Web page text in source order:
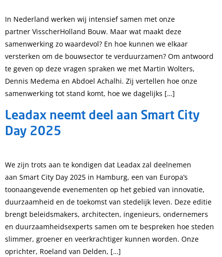
In Nederland werken wij intensief samen met onze
partner VisscherHolland Bouw. Maar wat maakt deze
samenwerking zo waardevol? En hoe kunnen we elkaar
versterken om de bouwsector te verduurzamen? Om antwoord
te geven op deze vragen spraken we met Martin Wolters,
Dennis Medema en Abdoel Achalhi. Zij vertellen hoe onze
samenwerking tot stand komt, hoe we dagelijks […]
Leadax neemt deel aan Smart City
Day 2025
We zijn trots aan te kondigen dat Leadax zal deelnemen
aan Smart City Day 2025 in Hamburg, een van Europa’s
toonaangevende evenementen op het gebied van innovatie,
duurzaamheid en de toekomst van stedelijk leven. Deze editie
brengt beleidsmakers, architecten, ingenieurs, ondernemers
en duurzaamheidsexperts samen om te bespreken hoe steden
slimmer, groener en veerkrachtiger kunnen worden. Onze
oprichter, Roeland van Delden, […]